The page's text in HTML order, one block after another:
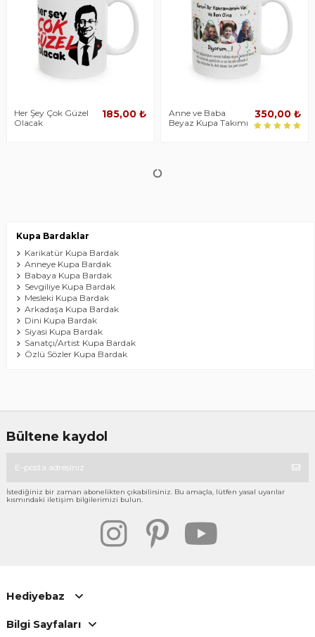
Her Şey Çok Güzel
Olacak
185,00 ₺
Anne ve Baba
Beyaz Kupa Takımı
350,00 ₺
Yağlı Pastel Boya
Karikatür Kupa
Bardak
249,00 ₺
Enbiyâ Sûresi 87 185,00 ₺
Paket